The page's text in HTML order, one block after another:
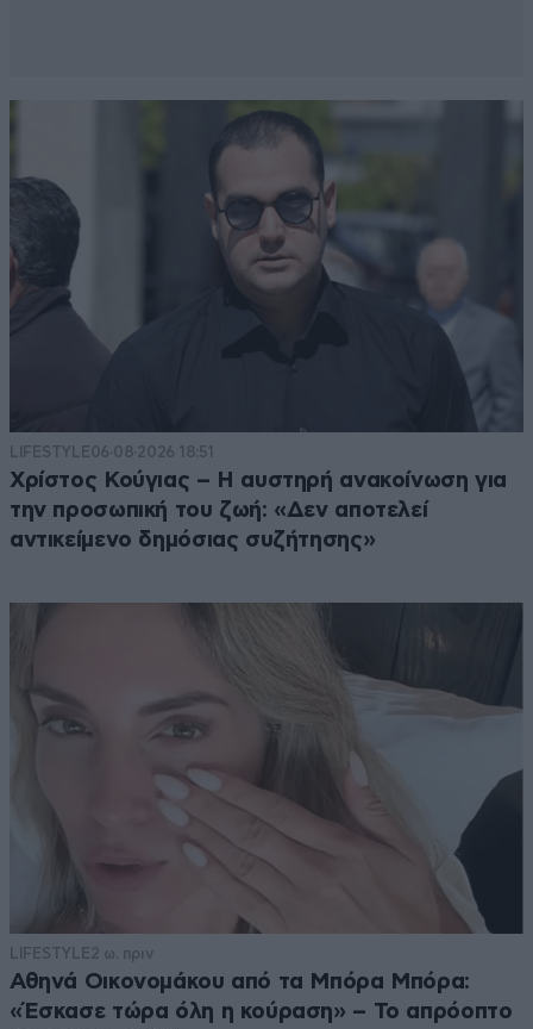
LIFESTYLE06·08·2026 18:51
Χρίστος Κούγιας – Η αυστηρή ανακοίνωση για
την προσωπική του ζωή: «Δεν αποτελεί
αντικείμενο δημόσιας συζήτησης»
LIFESTYLE2 ω. πριν
Αθηνά Οικονομάκου από τα Μπόρα Μπόρα:
«Έσκασε τώρα όλη η κούραση» – Το απρόοπτο